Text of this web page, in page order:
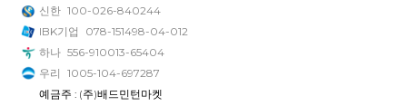
신한 100-026-840244
IBK기업
078-151498-04-012
하나 556-910013-65404
우리 1005-104-697287
예금주 : (주)배드민턴마켓